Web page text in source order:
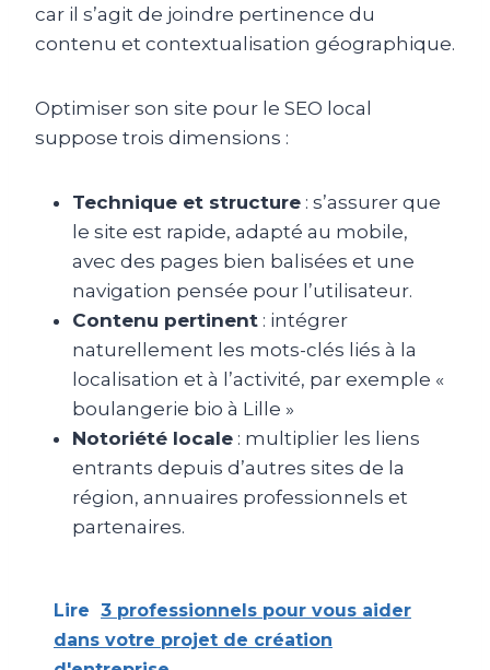
car il s’agit de joindre pertinence du
contenu et contextualisation géographique.
Optimiser son site pour le SEO local
suppose trois dimensions :
Technique et structure : s’assurer que
le site est rapide, adapté au mobile,
avec des pages bien balisées et une
navigation pensée pour l’utilisateur.
Contenu pertinent : intégrer
naturellement les mots-clés liés à la
localisation et à l’activité, par exemple «
boulangerie bio à Lille »
Notoriété locale : multiplier les liens
entrants depuis d’autres sites de la
région, annuaires professionnels et
partenaires.
Lire 3 professionnels pour vous aider
dans votre projet de création